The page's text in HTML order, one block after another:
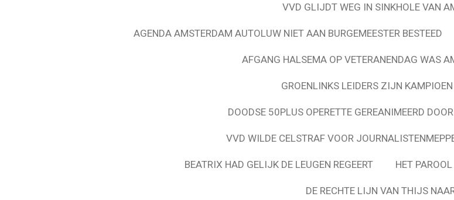
VVD GLIJDT WEG IN SINKHOLE VAN
AGENDA AMSTERDAM AUTOLUW NIET AAN BURGEMEESTER BESTEED
AFGANG HALSEMA OP VETERANENDAG WAS
GROENLINKS LEIDERS ZIJN KAMPIOEN
DOODSE 50PLUS OPERETTE GEREANIMEERD
VVD WILDE CELSTRAF VOOR
BEATRIX HAD GELIJK DE LEUGEN REGEERT HET
DE RECHTE LIJN VAN THIJS